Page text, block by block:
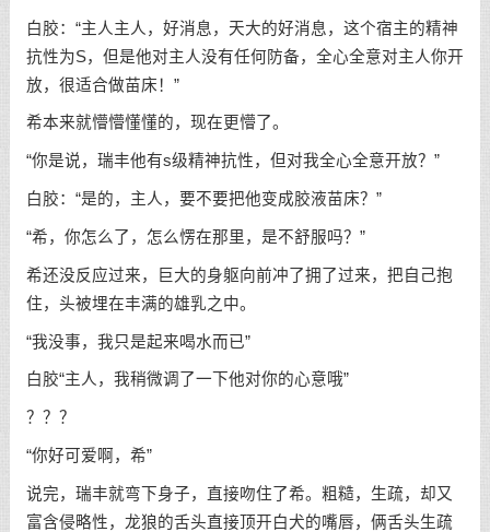
白胶：“主人主人，好消息，天大的好消息，这个宿主的精神
抗性为S，但是他对主人没有任何防备，全心全意对主人你开
放，很适合做苗床！”
希本来就懵懵懂懂的，现在更懵了。
“你是说，瑞丰他有s级精神抗性，但对我全心全意开放？”
白胶：“是的，主人，要不要把他变成胶液苗床？”
“希，你怎么了，怎么愣在那里，是不舒服吗？”
希还没反应过来，巨大的身躯向前冲了拥了过来，把自己抱
住，头被埋在丰满的雄乳之中。
“我没事，我只是起来喝水而已”
白胶“主人，我稍微调了一下他对你的心意哦”
？？？
“你好可爱啊，希”
说完，瑞丰就弯下身子，直接吻住了希。粗糙，生疏，却又
富含侵略性，龙狼的舌头直接顶开白犬的嘴唇，俩舌头生疏